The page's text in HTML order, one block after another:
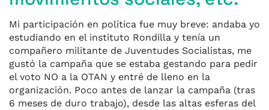
Mi participación en política fue muy breve: andaba yo
estudiando en el instituto Rondilla y tenía un
compañero militante de Juventudes Socialistas, me
gustó la campaña que se estaba gestando para pedir
el voto NO a la OTAN y entré de lleno en la
organización. Poco antes de lanzar la campaña (tras
6 meses de duro trabajo), desde las altas esferas del